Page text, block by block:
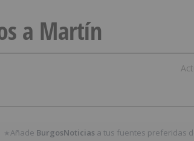
a Martín
★Añade BurgosNoticias a tus fuentes preferidas